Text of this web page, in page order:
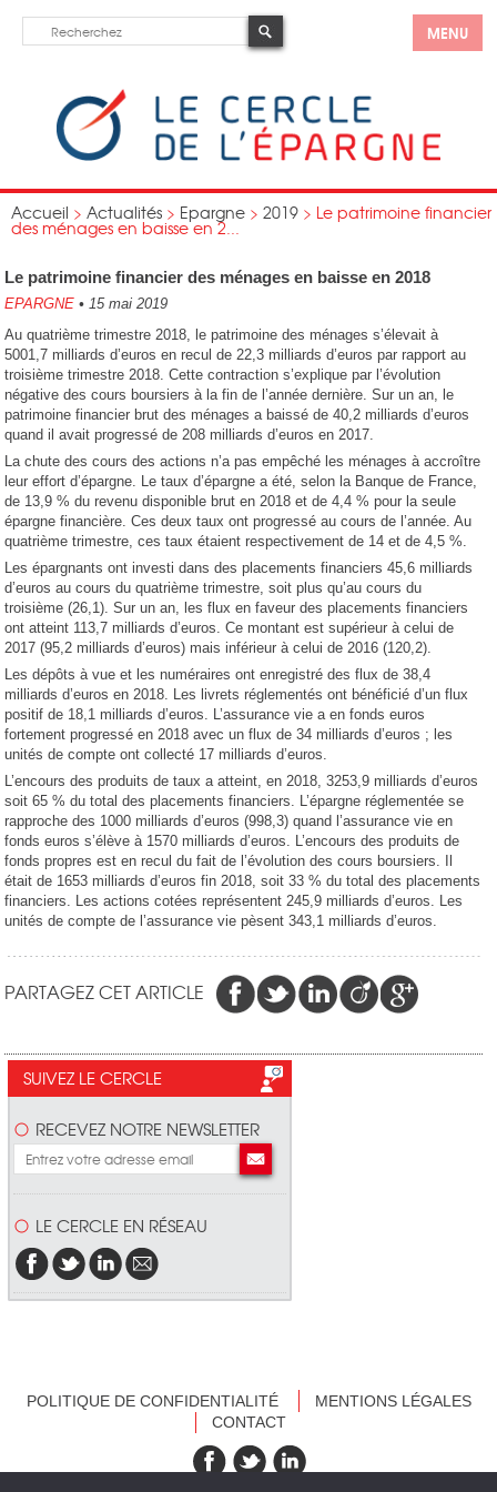
MENU
Accueil > Actualités > Epargne > 2019 > Le patrimoine financier
des ménages en baisse en 2...
Le patrimoine financier des ménages en baisse en 2018
EPARGNE • 15 mai 2019
Au quatrième trimestre 2018, le patrimoine des ménages s’élevait à
5001,7 milliards d’euros en recul de 22,3 milliards d’euros par rapport au
troisième trimestre 2018. Cette contraction s’explique par l’évolution
négative des cours boursiers à la fin de l’année dernière. Sur un an, le
patrimoine financier brut des ménages a baissé de 40,2 milliards d’euros
quand il avait progressé de 208 milliards d’euros en 2017.
La chute des cours des actions n’a pas empêché les ménages à accroître
leur effort d’épargne. Le taux d’épargne a été, selon la Banque de France,
de 13,9 % du revenu disponible brut en 2018 et de 4,4 % pour la seule
épargne financière. Ces deux taux ont progressé au cours de l’année. Au
quatrième trimestre, ces taux étaient respectivement de 14 et de 4,5 %.
Les épargnants ont investi dans des placements financiers 45,6 milliards
d’euros au cours du quatrième trimestre, soit plus qu’au cours du
troisième (26,1). Sur un an, les flux en faveur des placements financiers
ont atteint 113,7 milliards d’euros. Ce montant est supérieur à celui de
2017 (95,2 milliards d’euros) mais inférieur à celui de 2016 (120,2).
Les dépôts à vue et les numéraires ont enregistré des flux de 38,4
milliards d’euros en 2018. Les livrets réglementés ont bénéficié d’un flux
positif de 18,1 milliards d’euros. L’assurance vie a en fonds euros
fortement progressé en 2018 avec un flux de 34 milliards d’euros ; les
unités de compte ont collecté 17 milliards d’euros.
L’encours des produits de taux a atteint, en 2018, 3253,9 milliards d’euros
soit 65 % du total des placements financiers. L’épargne réglementée se
rapproche des 1000 milliards d’euros (998,3) quand l’assurance vie en
fonds euros s’élève à 1570 milliards d’euros. L’encours des produits de
fonds propres est en recul du fait de l’évolution des cours boursiers. Il
était de 1653 milliards d’euros fin 2018, soit 33 % du total des placements
financiers. Les actions cotées représentent 245,9 milliards d’euros. Les
unités de compte de l’assurance vie pèsent 343,1 milliards d’euros.
PARTAGEZ CET ARTICLE
SUIVEZ LE CERCLE
RECEVEZ NOTRE NEWSLETTER
LE CERCLE EN RÉSEAU
POLITIQUE DE CONFIDENTIALITÉ
MENTIONS LÉGALES
CONTACT